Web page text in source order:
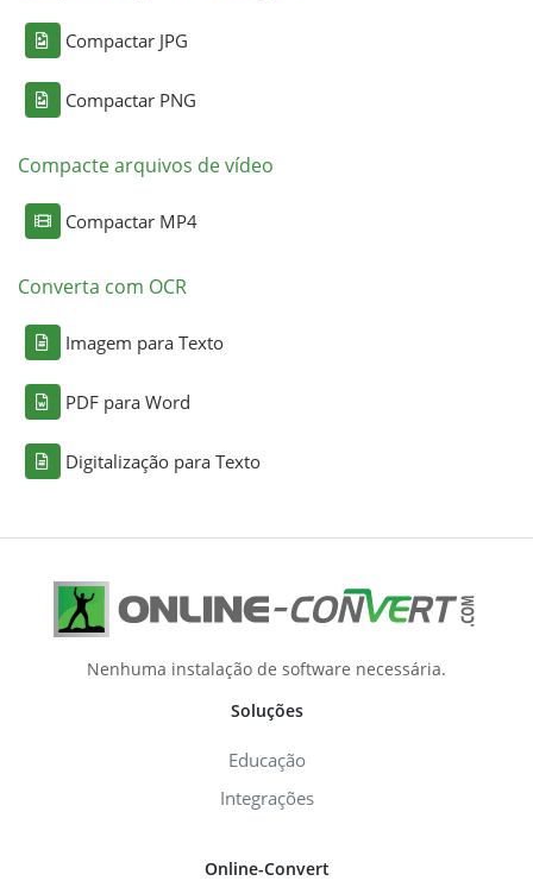
Compactar JPG
Compactar PNG
Compacte arquivos de vídeo
Compactar MP4
Converta com OCR
Imagem para Texto
PDF para Word
Digitalização para Texto
Nenhuma instalação de software necessária.
Soluções
Educação
Integrações
Online-Convert